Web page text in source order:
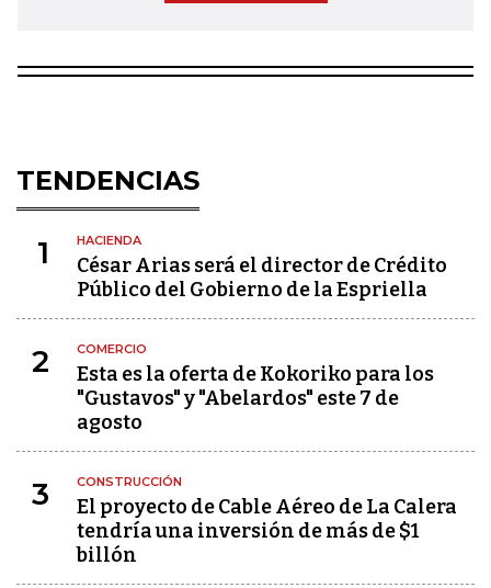
TENDENCIAS
1 HACIENDA
César Arias será el director de Crédito
Público del Gobierno de la Espriella
2 COMERCIO
Esta es la oferta de Kokoriko para los
"Gustavos" y "Abelardos" este 7 de
agosto
3 CONSTRUCCIÓN
El proyecto de Cable Aéreo de La Calera
tendría una inversión de más de $1
billón